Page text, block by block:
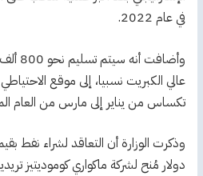
في عام 2022.
عالي الكبريت نسبيا، إلى موقع الاحتياطي
تكساس من يناير إلى مارس من العام
دولار مُنح لشركة ماكواري كوموديتيز